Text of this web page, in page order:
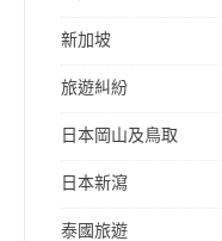
新加坡
旅遊糾紛
日本岡山及鳥取
日本新瀉
泰國旅遊